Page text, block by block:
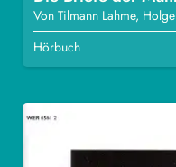
Von Tilmann Lahme,
Hörbuch